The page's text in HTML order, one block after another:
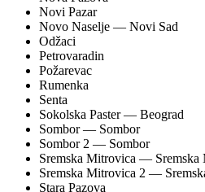
Novi Pazar
Novo Naselje — Novi Sad
Odžaci
Petrovaradin
Požarevac
Rumenka
Senta
Sokolska Paster — Beograd
Sombor — Sombor
Sombor 2 — Sombor
Sremska Mitrovica — Sremska
Sremska Mitrovica 2 —
Stara Pazova